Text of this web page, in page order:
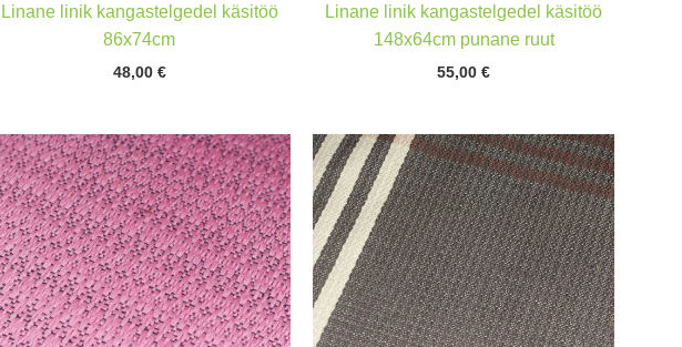
Linane linik kangastelgedel käsitöö
86x74cm
48,00 €
Linane linik kangastelgedel käsitöö
148x64cm punane ruut
55,00€